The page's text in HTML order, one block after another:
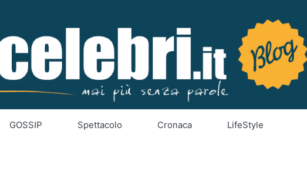
GOSSIP Spettacolo Cronaca LifeStyle